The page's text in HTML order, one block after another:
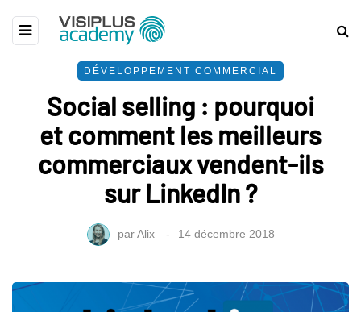
DÉVELOPPEMENT COMMERCIAL
Social selling : pourquoi
et comment les meilleurs
commerciaux vendent-ils
sur LinkedIn ?
parAlix 14 décembre 2018